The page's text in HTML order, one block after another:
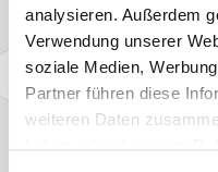
analysieren. Außerdem
Verwendung unserer
soziale Medien,
Partner führen diese
weiteren Daten
Ultraschall
Mäusevertreiber